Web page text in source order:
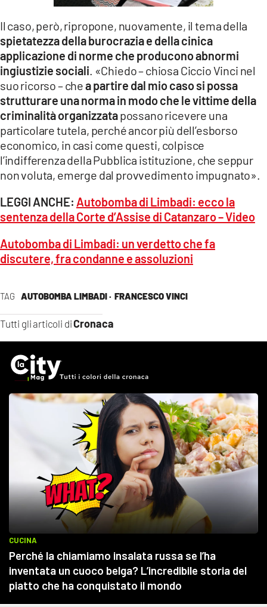
TAG AUTOBOMBA LIMBADI · FRANCESCO VINCI
Tutti gli articoli diCronaca
Il caso, però, ripropone, nuovamente, il tema della
spietatezza della burocrazia e della cinica
applicazione di norme che producono abnormi
ingiustizie sociali. «Chiedo – chiosa Ciccio Vinci nel
suo ricorso – chea partire dal mio caso si possa
strutturare una norma in modo che le vittime della
criminalità organizzatapossano ricevere una
particolare tutela, perché ancor più dell’esborso
economico, in casi come questi, colpisce
l’indifferenza della Pubblica istituzione, che seppur
non voluta, emerge dal provvedimento impugnato».
LEGGI ANCHE: Autobomba di Limbadi: ecco la
sentenza della Corte d’Assise di Catanzaro – Video
Autobomba di Limbadi: un verdetto che fa
discutere, fra condanne e assoluzioni